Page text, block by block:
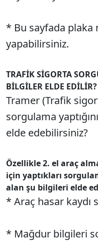
* Bu sayfada plaka
yapabilirsiniz.
TRAFİK SİGORTA
BİLGİLER ELDE EDİLİR?
Tramer (Trafik
sorgulama
elde edebilirsiniz?
Özellikle 2. el araç
için yaptıkları
alan şu bilgileri elde
* Araç hasar kaydı
* Mağdur bilgileri